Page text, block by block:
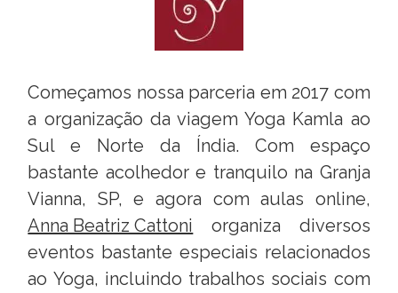
Começamos nossa parceria em 2017 com
a organização da viagem Yoga Kamla ao
Sul e Norte da Índia. Com espaço
bastante acolhedor e tranquilo na Granja
Vianna, SP, e agora com aulas online,
Anna Beatriz Cattoni organiza diversos
eventos bastante especiais relacionados
ao Yoga, incluindo trabalhos sociais com